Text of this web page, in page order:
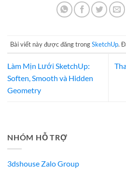
Bài viết này được đăng trongSketchUp.
Làm Mịn Lưới SketchUp:
Soften, Smooth và Hidden
Geometry
NHÓM HỖ TRỢ
3dshouse Zalo Group